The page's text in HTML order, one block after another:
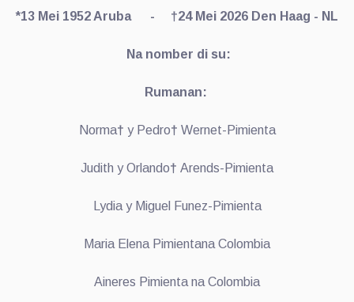
*13 Mei 1952 Aruba - †24 Mei 2026 Den Haag - NL
Na nomber di su:
Rumanan:
Norma† y Pedro† Wernet-Pimienta
Judith y Orlando† Arends-Pimienta
Lydia y Miguel Funez-Pimienta
Maria Elena Pimientana Colombia
Aineres Pimienta na Colombia